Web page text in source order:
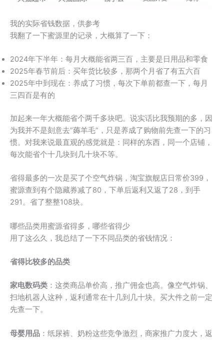
我的实际省钱数据，供参考
我翻了一下蜜源里的记录，大概算了一下：
2024年下半年：每月大概能省两三百，主要是日用品和零食
2025年春节前后：买年货比较多，那两个月省了有五六百
2025年中到现在：养成了习惯，每次下单前都查一下，每月
三四百是有的
加起来一年大概能省个两千多块吧。说实话比我预期的多，因
为我并不是刻意去”薅羊毛”，只是养成了购物前先查一下的习
惯。对我来说最直观的感觉就是：同样的东西，同一个店铺，
每次能省个十几块到几十块不等。
省得最多的一次是买了个空气炸锅，淘宝旗舰店日常价399，
蜜源查到有个隐藏券减了80，下单后返利又返了28，到手
291。省了整整108块。
哪些品类用蜜源省得多，哪些省得少
用了这么久，我总结了一下不同品类的省钱情况：
省得比较多的品类
家电数码类 ：这类商品单价高，推广佣金也高。像空气炸锅、
扫地机器人这种，返利通常在十几到几十块。买大件之前一定
先查一下。
母婴用品 ：纸尿裤、奶粉这些竞争激烈，商家推广力度大，返